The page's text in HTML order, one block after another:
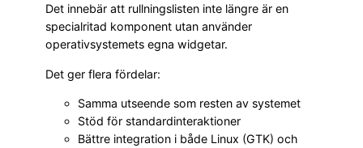
Det innebär att rullningslisten inte längre är en
specialritad komponent utan använder
operativsystemets egna widgetar.
Det ger flera fördelar:
Samma utseende som resten av systemet
Stöd för standardinteraktioner
Bättre integration i både Linux (GTK) och